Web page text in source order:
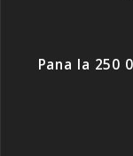
Pana la 250